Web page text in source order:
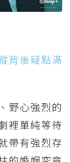
背後疑點滿
野心強烈的
裡單純等待
帶有強烈存